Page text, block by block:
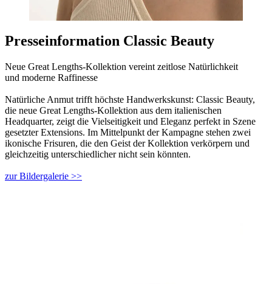
Presseinformation Classic Beauty
Neue Great Lengths-Kollektion vereint zeitlose Natürlichkeit
und moderne Raffinesse
Natürliche Anmut trifft höchste Handwerkskunst: Classic Beauty,
die neue Great Lengths-Kollektion aus dem italienischen
Headquarter, zeigt die Vielseitigkeit und Eleganz perfekt in Szene
gesetzter Extensions. Im Mittelpunkt der Kampagne stehen zwei
ikonische Frisuren, die den Geist der Kollektion verkörpern und
gleichzeitig unterschiedlicher nicht sein könnten.
zur Bildergalerie >>